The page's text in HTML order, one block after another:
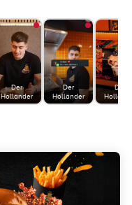
Der
Holländer
Der
Holländer
Der